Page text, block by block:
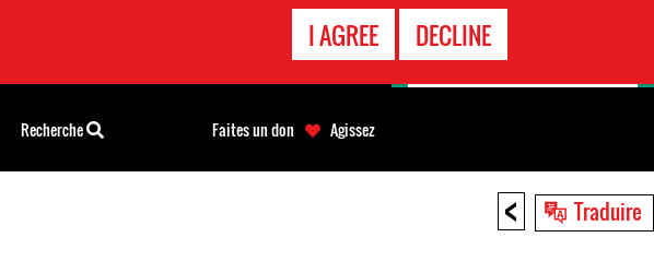
I AGREE DECLINE
< Traduire
Recherche Faites un don Agissez
D'URGENCE